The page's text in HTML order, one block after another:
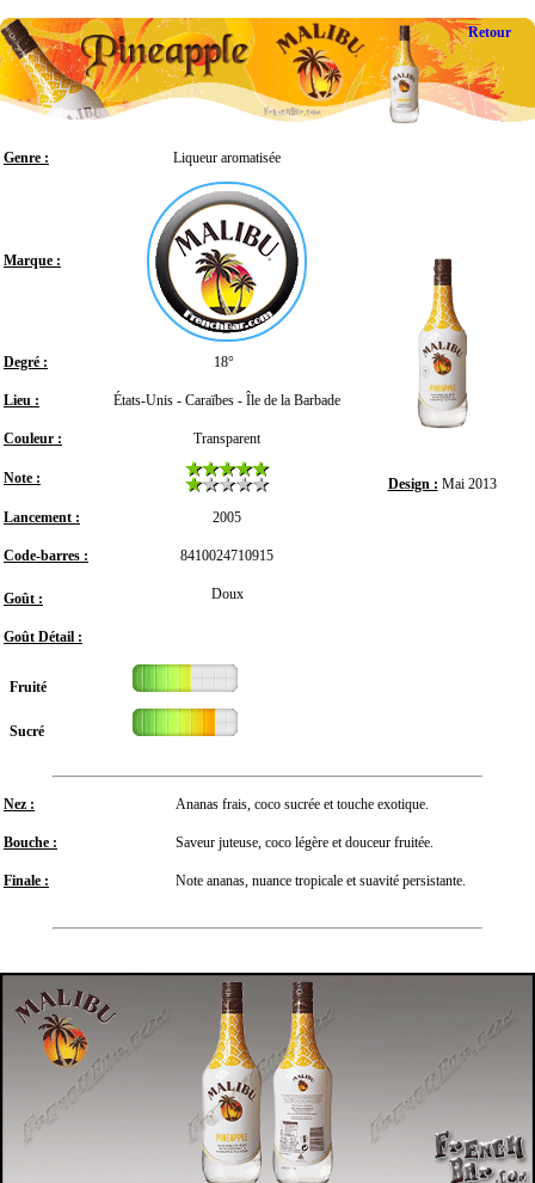
Retour
Design : Mai 2013
Genre : Liqueur aromatisée
Marque :
Degré : 18°
Lieu : États-Unis - Caraïbes - Île de la Barbade
Couleur : Transparent
Note :
Lancement : 2005
Code-barres : 8410024710915
Goût : Doux
Goût Détail :
Fruité
Sucré
Nez : Ananas frais, coco sucrée et touche exotique.
Bouche : Saveur juteuse, coco légère et douceur fruitée.
Finale : Note ananas, nuance tropicale et suavité persistante.